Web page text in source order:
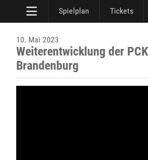
Spielplan Tickets
10. Mai 2023
Weiterentwicklung der
Brandenburg